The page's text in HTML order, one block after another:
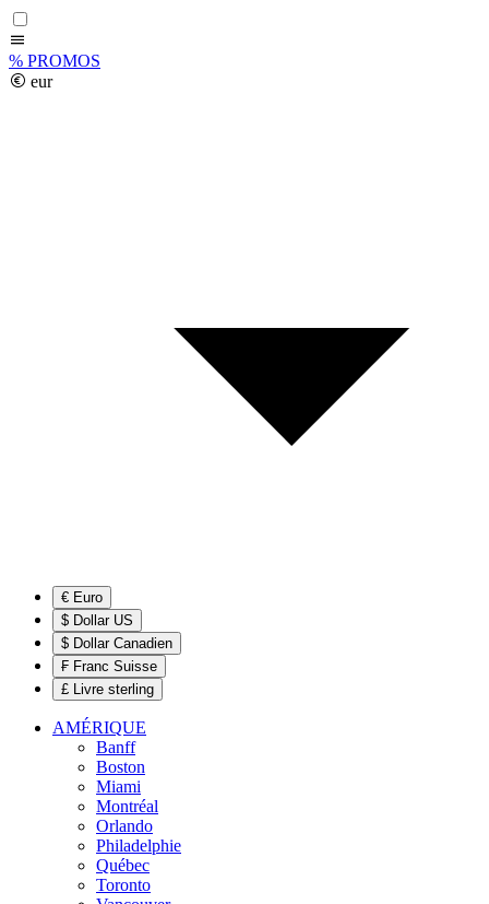
% PROMOS
eur
€ Euro
$ Dollar US
$ Dollar Canadien
₣ Franc Suisse
£ Livre sterling
AMÉRIQUE
Banff
Boston
Miami
Montréal
Orlando
Philadelphie
Québec
Toronto